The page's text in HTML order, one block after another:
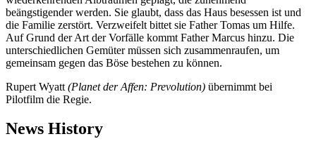
beängstigender werden. Sie glaubt, dass das Haus besessen ist und
die Familie zerstört. Verzweifelt bittet sie Father Tomas um Hilfe.
Auf Grund der Art der Vorfälle kommt Father Marcus hinzu. Die
unterschiedlichen Gemüter müssen sich zusammenraufen, um
gemeinsam gegen das Böse bestehen zu können.
Rupert Wyatt (Planet der Affen: Prevolution) übernimmt bei
Pilotfilm die Regie.
News History